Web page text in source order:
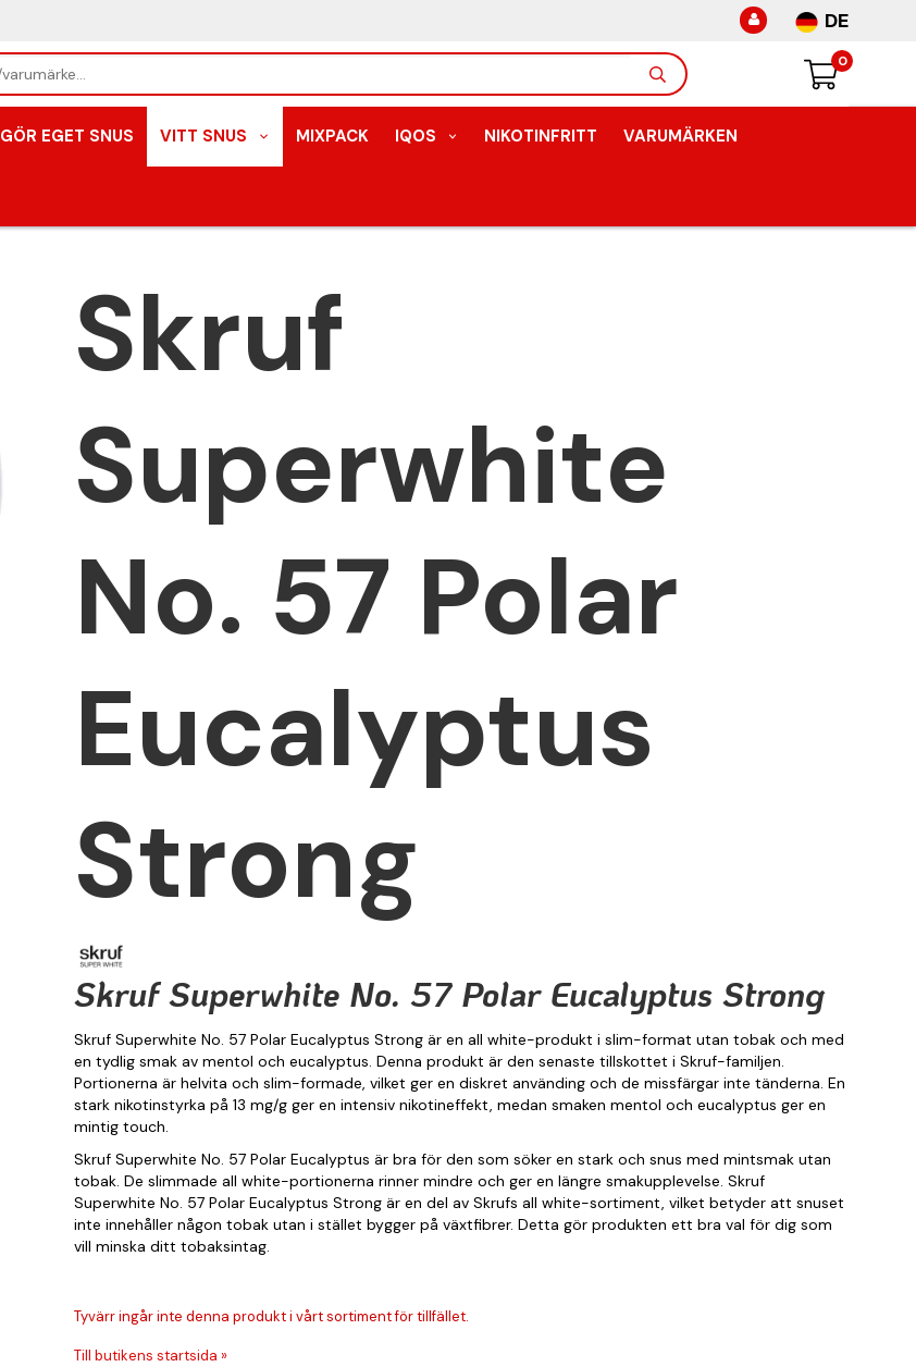
DE
0
GÖR EGET SNUS VITT SNUS MIXPACK IQOS NIKOTINFRITT VARUMÄRKEN
Skruf
Superwhite
No. 57 Polar
Eucalyptus
Strong
Skruf Superwhite No. 57 Polar Eucalyptus Strong
Skruf Superwhite No. 57 Polar Eucalyptus Strong är en all white-produkt i slim-format utan tobak och med
en tydlig smak av mentol och eucalyptus. Denna produkt är den senaste tillskottet i Skruf-familjen.
Portionerna är helvita och slim-formade, vilket ger en diskret använding och de missfärgar inte tänderna. En
stark nikotinstyrka på 13 mg/g ger en intensiv nikotineffekt, medan smaken mentol och eucalyptus ger en
mintig touch.
Skruf Superwhite No. 57 Polar Eucalyptus är bra för den som söker en stark och snus med mintsmak utan
tobak. De slimmade all white-portionerna rinner mindre och ger en längre smakupplevelse. Skruf
Superwhite No. 57 Polar Eucalyptus Strong är en del av Skrufs all white-sortiment, vilket betyder att snuset
inte innehåller någon tobak utan i stället bygger på växtfibrer. Detta gör produkten ett bra val för dig som
vill minska ditt tobaksintag.
Tyvärr ingår inte denna produkt i vårt sortiment för tillfället.
Till butikens startsida »